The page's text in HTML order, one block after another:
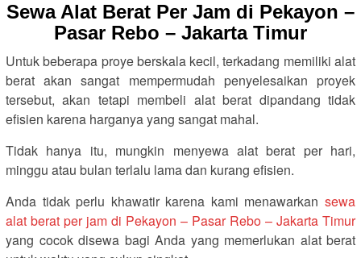
Sewa Alat Berat Per Jam di Pekayon –
Pasar Rebo – Jakarta Timur
Untuk beberapa proye berskala kecil, terkadang memiliki alat
berat akan sangat mempermudah penyelesaikan proyek
tersebut, akan tetapi membeli alat berat dipandang tidak
efisien karena harganya yang sangat mahal.
Tidak hanya itu, mungkin menyewa alat berat per hari,
minggu atau bulan terlalu lama dan kurang efisien.
Anda tidak perlu khawatir karena kami menawarkan sewa
alat berat per jam di Pekayon – Pasar Rebo – Jakarta Timur
yang cocok disewa bagi Anda yang memerlukan alat berat